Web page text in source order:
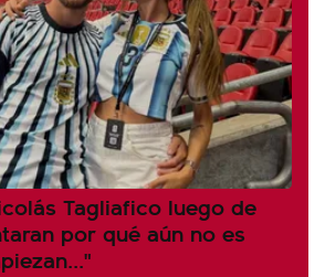
Tagliafico luego de
por qué aún no es